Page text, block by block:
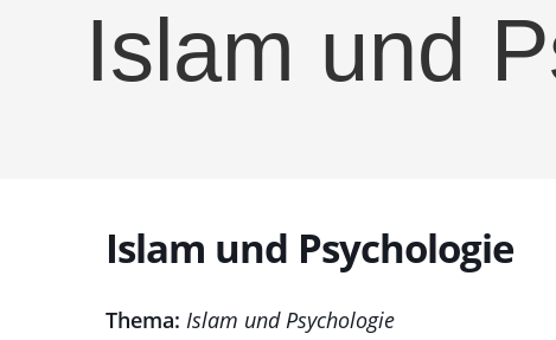
Islam und
Islam und Psychologie
Thema: Islam und Psychologie